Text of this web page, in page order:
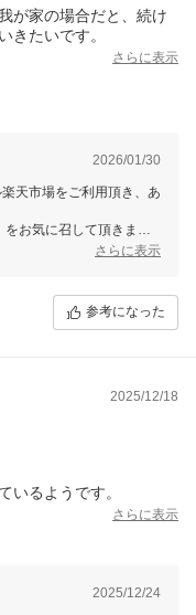
然アロマ"というコンセプ
悪影響を及ぼす化学合成
タノールのみを利用した
は可能かと存じますが、
れば幸いでございます。
が家の場合だと、続け
きたいです。
さらに表示
2026/01/30
天市場をご利用頂き、あ
お気に召して頂きまし
然アロマ"というコンセプ
いでございます。
さらに表示
参考になった
2025/12/18
いるようです。
さらに表示
2025/12/24